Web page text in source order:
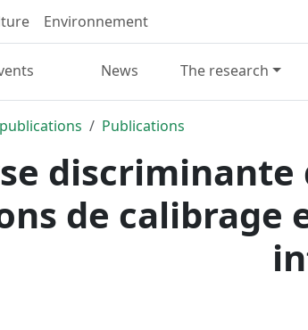
Environnement
News The research
Publications
de calibrage